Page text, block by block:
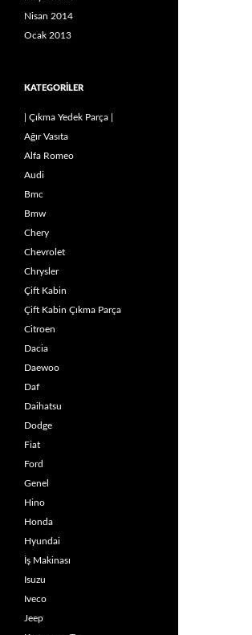
Nisan 2014
Ocak 2013
KATEGORILER
| Çıkma Yedek Parça |
Ağır Vasıta
Alfa Romeo
Audi
Bmc
Bmw
Chery
Chevrolet
Chrysler
Çift Kabin
Çift Kabin Çıkma Parça
Citroen
Dacia
Daewoo
Daf
Daihatsu
Dodge
Fiat
Ford
Genel
Hino
Honda
Hyundai
İş Makinası
Isuzu
Iveco
Jeep